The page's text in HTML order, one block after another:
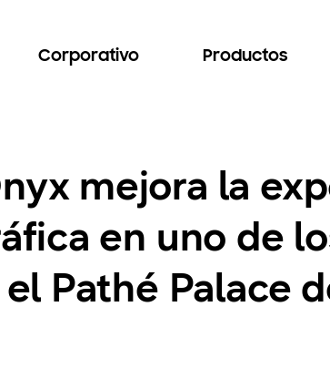
Corporativo Productos
mejora la
en uno de
Pathé Palace